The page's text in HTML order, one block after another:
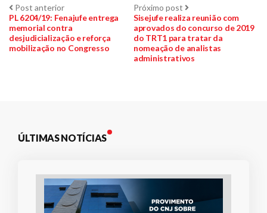
Navegação
de
Post
Post anteriorPost
anterior:
PL 6204/19: Fenajufe entrega
memorial contra
desjudicialização e reforça
mobilização no Congresso
Próximo post Próximo
post:
Sisejufe realiza reunião com
aprovados do concurso de 2019
do TRT1 para tratar da
nomeação de analistas
administrativos
ÚLTIMAS NOTÍCIAS